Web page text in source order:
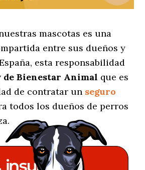
mascotas es una
entre sus dueños y
esta responsabilidad
de Bienestar Animal que es
de contratar un seguro
todos los dueños de perros